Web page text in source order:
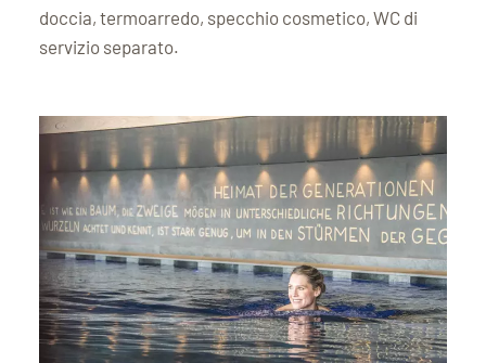
doccia, termoarredo, specchio cosmetico, WC di
servizio separato.